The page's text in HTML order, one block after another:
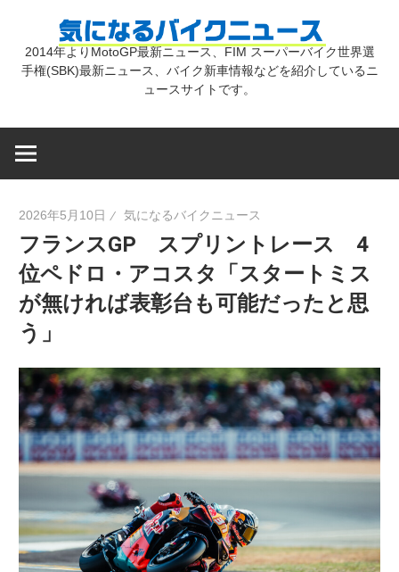
気
バ
イ
ク
ニ
ュ
ー
2014年よりMotoGP最新ニュース、FIM スーパーバイク世界選
手権(SBK)最新ニュース、バイク新車情報などを紹介しているニ
ュースサイトです。
2026年5月10日 気になるバイクニュース
フランスGP スプリントレース 4
位ペドロ・アコスタ「スタートミス
が無ければ表彰台も可能だったと思
う」